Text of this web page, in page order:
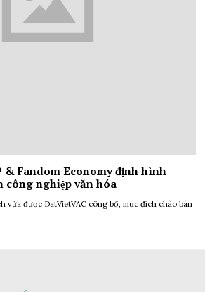
& Fandom Economy định hình
công nghiệp văn hóa
vừa được DatVietVAC công bố, mục đích chào bán